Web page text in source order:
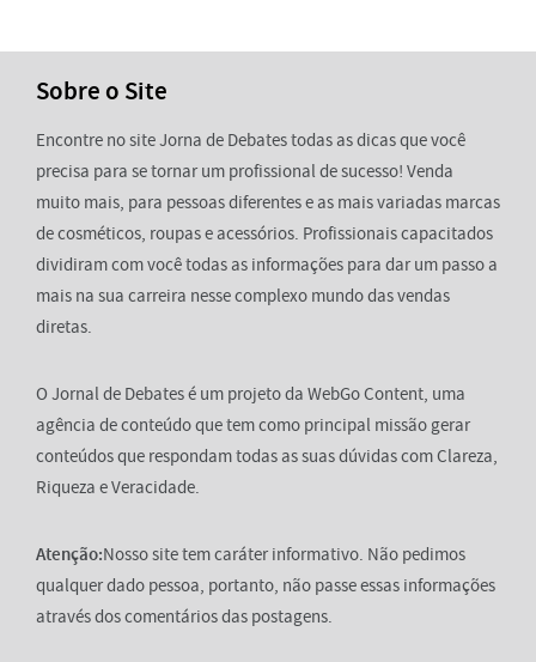
Sobre o Site
Encontre no site Jorna de Debates todas as dicas que você
precisa para se tornar um profissional de sucesso! Venda
muito mais, para pessoas diferentes e as mais variadas marcas
de cosméticos, roupas e acessórios. Profissionais capacitados
dividiram com você todas as informações para dar um passo a
mais na sua carreira nesse complexo mundo das vendas
diretas.
O Jornal de Debates é um projeto da WebGo Content, uma
agência de conteúdo que tem como principal missão gerar
conteúdos que respondam todas as suas dúvidas com Clareza,
Riqueza e Veracidade.
Atenção:Nosso site tem caráter informativo. Não pedimos
qualquer dado pessoa, portanto, não passe essas informações
através dos comentários das postagens.